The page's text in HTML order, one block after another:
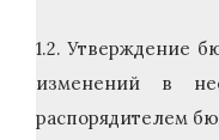
1.2. Утверждение
изменений в
распорядителем